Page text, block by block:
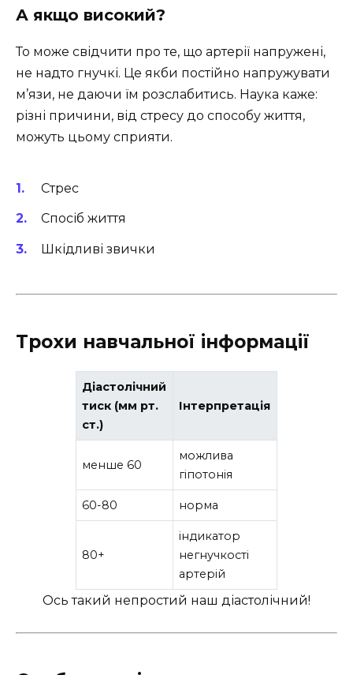
А якщо високий?
То може свідчити про те, що артерії напружені,
не надто гнучкі. Це якби постійно напружувати
м’язи, не даючи їм розслабитись. Наука каже:
різні причини, від стресу до способу життя,
можуть цьому сприяти.
Стрес
Спосіб життя
Шкідливі звички
Трохи навчальної інформації
Діастолічний
тиск (мм рт.
ст.)
Інтерпретація
менше 60
можлива
гіпотонія
60-80 норма
80+
індикатор
негнучкості
артерій
Ось такий непростий наш діастолічний!